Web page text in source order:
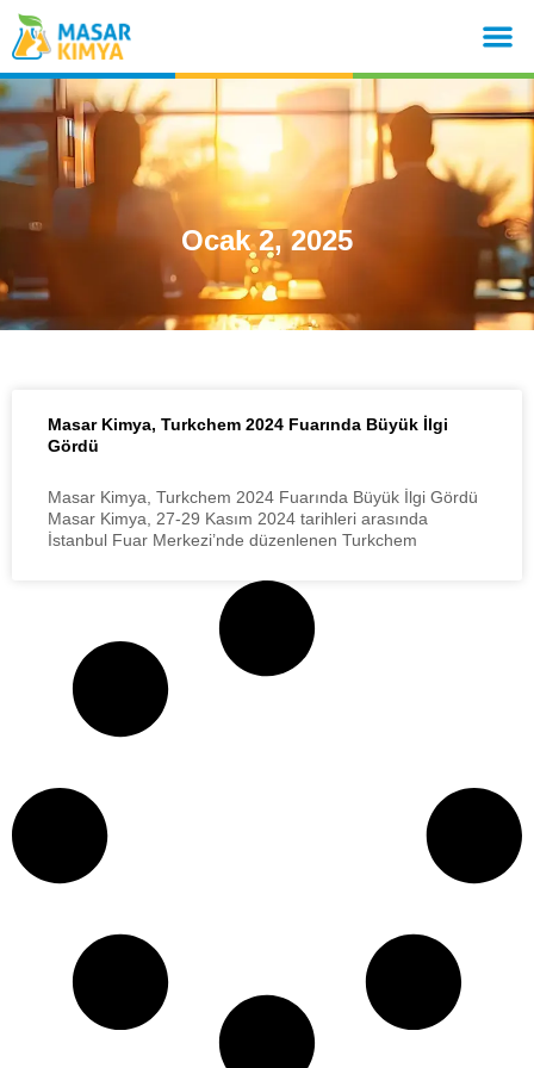
Ocak 2, 2025
Masar Kimya, Turkchem 2024 Fuarında Büyük İlgi
Gördü
Masar Kimya, Turkchem 2024 Fuarında Büyük İlgi Gördü
Masar Kimya, 27-29 Kasım 2024 tarihleri arasında
İstanbul Fuar Merkezi’nde düzenlenen Turkchem